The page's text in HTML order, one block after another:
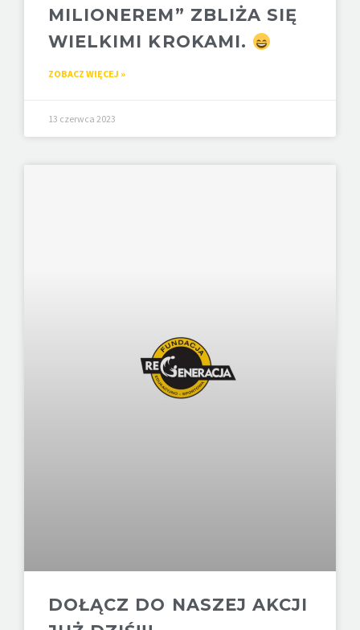
MILIONEREM” ZBLIŻA SIĘ
WIELKIMI KROKAMI.
ZOBACZ WIĘCEJ »
13 czerwca 2023
DOŁĄCZ DO NASZEJ AKCJI